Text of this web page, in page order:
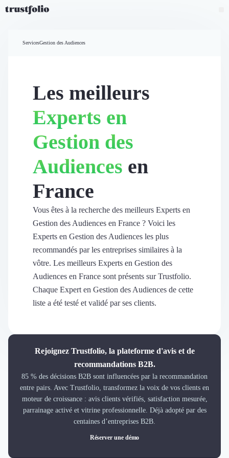
Widgets d'avis
Partage d’avis multicanal
Vidéo de témoignage
Révéler le réseau
Vitrine & média
Suivi du ROI
Voir tous nos avis clients
Demander une démo
Connexion
Teambuilding
Conseil en Management et Organisation
Gestion paie
Coaching
ServicesGestion des Audiences
Les meilleurs
Experts en
Gestion des
Audiences en
France
Vous êtes à la recherche des meilleurs Experts en
Gestion des Audiences en France ? Voici les
Experts en Gestion des Audiences les plus
recommandés par les entreprises similaires à la
vôtre. Les meilleurs Experts en Gestion des
Audiences en France sont présents sur Trustfolio.
Chaque Expert en Gestion des Audiences de cette
liste a été testé et validé par ses clients.
Rejoignez Trustfolio, la plateforme d'avis et de
recommandations B2B.
85 % des décisions B2B sont influencées par la recommandation
entre pairs. Avec Trustfolio, transformez la voix de vos clients en
moteur de croissance : avis clients vérifiés, satisfaction mesurée,
parrainage activé et vitrine professionnelle. Déjà adopté par des
centaines d’entreprises B2B.
Réserver une démo